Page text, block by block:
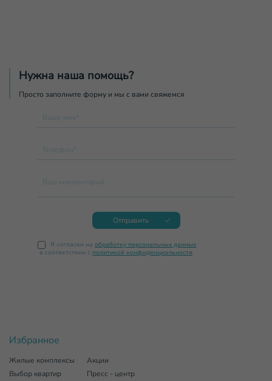
Нужна наша помощь?
Просто заполните форму и мы с вами свяжемся
Ваше имя*
Телефон*
Ваш комментарий
Отправить
Я согласен на обработку персональных данных
в соответствии с политикой конфиденциальности
Избранное
Жилые комплексы
Выбор квартир
Акции
Пресс - центр